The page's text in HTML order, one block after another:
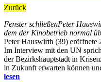
Zurück
Fenster schließenPeter
dem der Kinobetrieb normal
Peter Hauswirth (39) eröffnete
Im Interview mit den UN
der Bezirkshauptstadt in
in Zukunft erwarten können
lesen